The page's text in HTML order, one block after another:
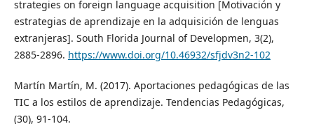
strategies on foreign language acquisition [Motivación y
estrategias de aprendizaje en la adquisición de lenguas
extranjeras]. South Florida Journal of Developmen, 3(2),
2885-2896. https://www.doi.org/10.46932/sfjdv3n2-102
Martín Martín, M. (2017). Aportaciones pedagógicas de las
TIC a los estilos de aprendizaje. Tendencias Pedagógicas,
(30), 91-104.